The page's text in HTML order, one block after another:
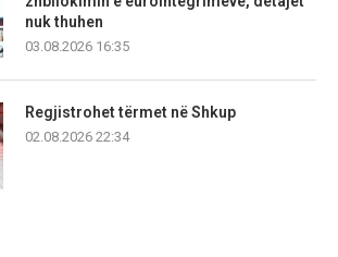
nuk thuhen
03.08.2026 16:35
Regjistrohet tërmet në Shkup
02.08.2026 22:34